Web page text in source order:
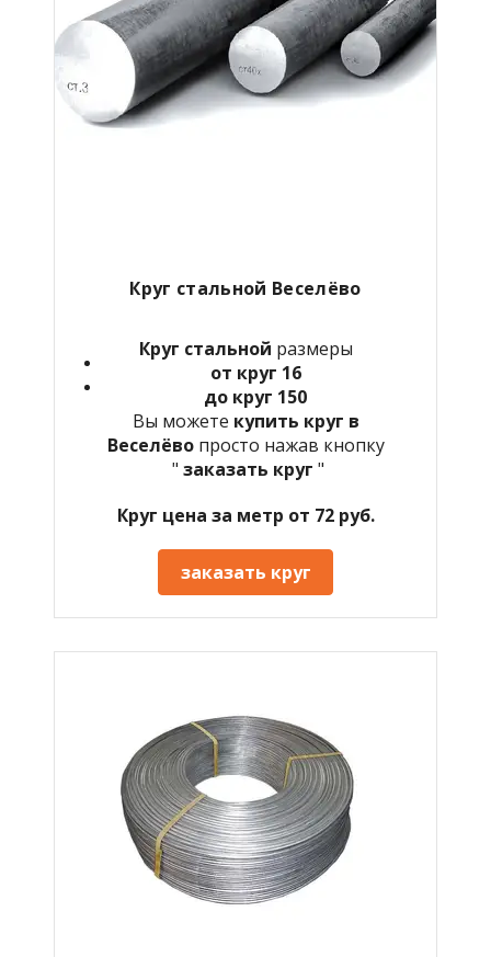
Круг стальной Веселёво
Круг стальной размеры
от круг 16
до круг 150
Вы можете купить круг в
Веселёво просто нажав кнопку
" заказать круг "
Круг цена за метр от 72 руб.
заказать круг